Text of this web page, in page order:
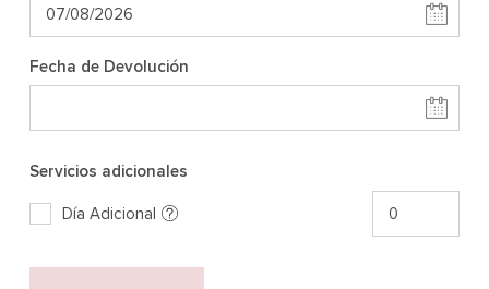
Fecha de Devolución
Servicios adicionales
Día Adicional